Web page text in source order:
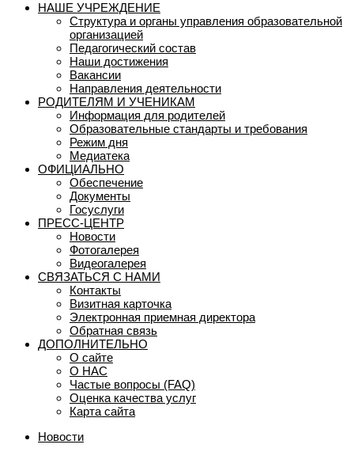
НАШЕ УЧРЕЖДЕНИЕ
Структура и органы управления образовательной
организацией
Педагогический состав
Наши достижения
Вакансии
Направления деятельности
РОДИТЕЛЯМ И УЧЕНИКАМ
Информация для родителей
Образовательные стандарты и требования
Режим дня
Медиатека
ОФИЦИАЛЬНО
Обеспечение
Документы
Госуслуги
ПРЕСС-ЦЕНТР
Новости
Фотогалерея
Видеогалерея
СВЯЗАТЬСЯ С НАМИ
Контакты
Визитная карточка
Электронная приемная директора
Обратная связь
ДОПОЛНИТЕЛЬНО
О сайте
О НАС
Частые вопросы (FAQ)
Оценка качества услуг
Карта сайта
Новости